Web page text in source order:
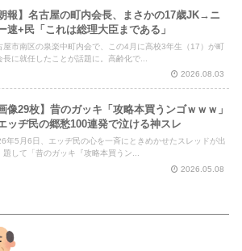
朗報】名古屋の町内会長、まさかの17歳JK→ニ
速+民「これは総理大臣まである」
屋市南区の泉楽中町内会で、この4月に高校3年生（17）が町
長に就任したことが話題に。高齢化で...
2026.08.03
画像29枚】昔のガッキ「攻略本買うンゴｗｗｗ」
ッヂ民の郷愁100連発で泣ける神スレ
年5月6日、エッヂ民の心を一斉にときめかせたスレッドが出
題して「昔のガッキ『攻略本買うン...
2026.05.08